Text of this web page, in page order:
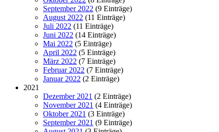
September 2022 (9 Einträge)
August 2022 (11 Einträge)
Juli 2022 (11 Einträge)
Juni 2022 (14 Einträge)
Mai 2022 (5 Einträge)
April 2022 (5 Einträge)
März 2022 (7 Einträge)
Februar 2022 (7 Einträge)
Januar 2022 (2 Einträge)
2021
Dezember 2021 (2 Einträge)
November 2021 (4 Einträge)
Oktober 2021 (3 Einträge)
September 2021 (9 Einträge)